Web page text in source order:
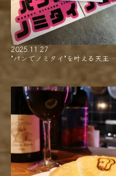
2025.11.27
"パンでノミタイ"を叶える天王…